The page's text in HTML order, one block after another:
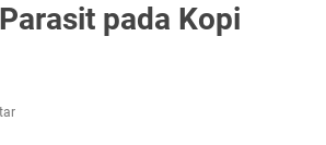
pada Kopi